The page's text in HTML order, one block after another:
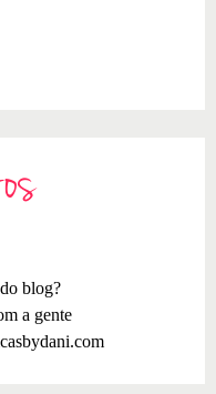
blog?
a gente